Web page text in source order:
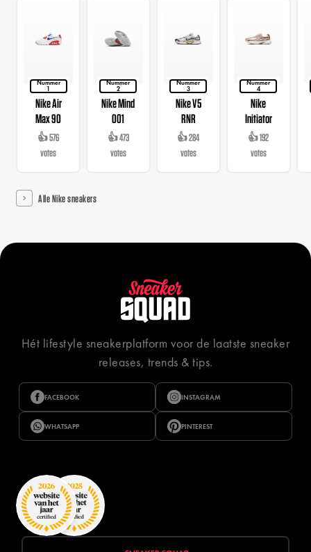
Nummer
1
Nike Air
Max 90
👍 576
votes
Nummer
2
Nike Mind
001
👍 473
votes
Nummer
3
Nike V5
RNR
👍 284
votes
Nummer
4
Nike
Initiator
👍 192
votes
Alle Nike sneakers
Hét lifestyle sneakerplatform voor de laatste sneaker
releases, trends & tips.
FACEBOOK INSTAGRAM
WHATSAPP PINTEREST